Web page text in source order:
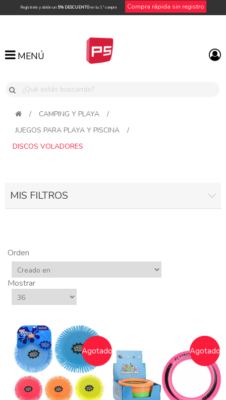
Regístrate y obtén un 5% DESCUENTOen tu 1ª compra Compra rápida sin registro
MENÚ
MENÚ
/ CAMPING Y PLAYA
/
JUEGOS PARA PLAYA Y PISCINA
/
DISCOS VOLADORES
MIS FILTROS
Orden
Mostrar
Agotado Agotado